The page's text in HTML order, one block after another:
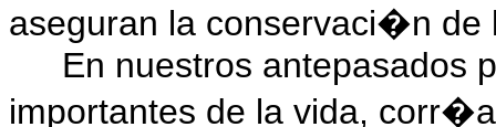
aseguran la conservaci�n
En nuestros antepasados
importantes de la vida,